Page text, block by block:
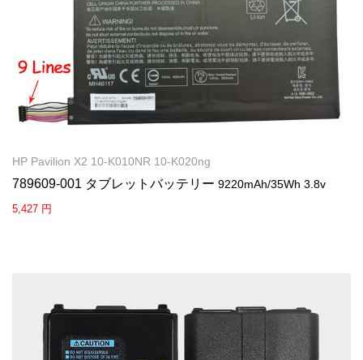
HP Pavilion X2 10-K010NR 10-K020ng
789609-001 タブレットバッテリー 9220mAh/35Wh 3.8v
5,427 円